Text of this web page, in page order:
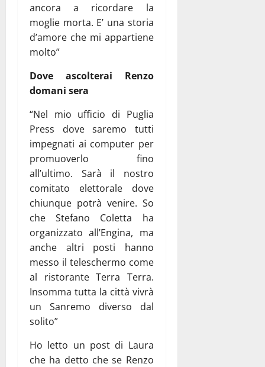
ancora a ricordare la
moglie morta. E’ una storia
d’amore che mi appartiene
molto”
Dove ascolterai Renzo
domani sera
“Nel mio ufficio di Puglia
Press dove saremo tutti
impegnati ai computer per
promuoverlo fino
all’ultimo. Sarà il nostro
comitato elettorale dove
chiunque potrà venire. So
che Stefano Coletta ha
organizzato all’Engina, ma
anche altri posti hanno
messo il teleschermo come
al ristorante Terra Terra.
Insomma tutta la città vivrà
un Sanremo diverso dal
solito”
Ho letto un post di Laura
che ha detto che se Renzo